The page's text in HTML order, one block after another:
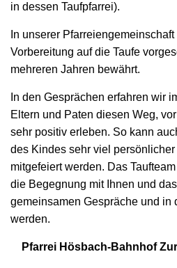
in dessen Taufpfarrei).
In unserer
Vorbereitung auf die Taufe
mehreren Jahren bewährt.
In den Gesprächen erfahren wir
Eltern und Paten diesen Weg,
sehr positiv erleben. So kann
des Kindes sehr viel
mitgefeiert werden. Das
die Begegnung mit Ihnen und
gemeinsamen Gespräche und in
werden.
Pfarrei Hösbach-Bahnhof